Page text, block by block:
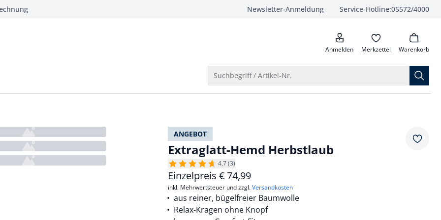
Newsletter-Anmeldung Service-Hotline:05572/4000
anrufen
Anmelden Merkzettel Warenkorb
Suchbegriff / Artikel-Nr.
ANGEBOT
Extraglatt-Hemd Herbstlaub
4,7 (3)
Einzelpreis € 74,99
inkl. Mehrwertsteuer und zzgl.Versandkosten
aus reiner, bügelfreier Baumwolle
Relax-Kragen ohne Knopf